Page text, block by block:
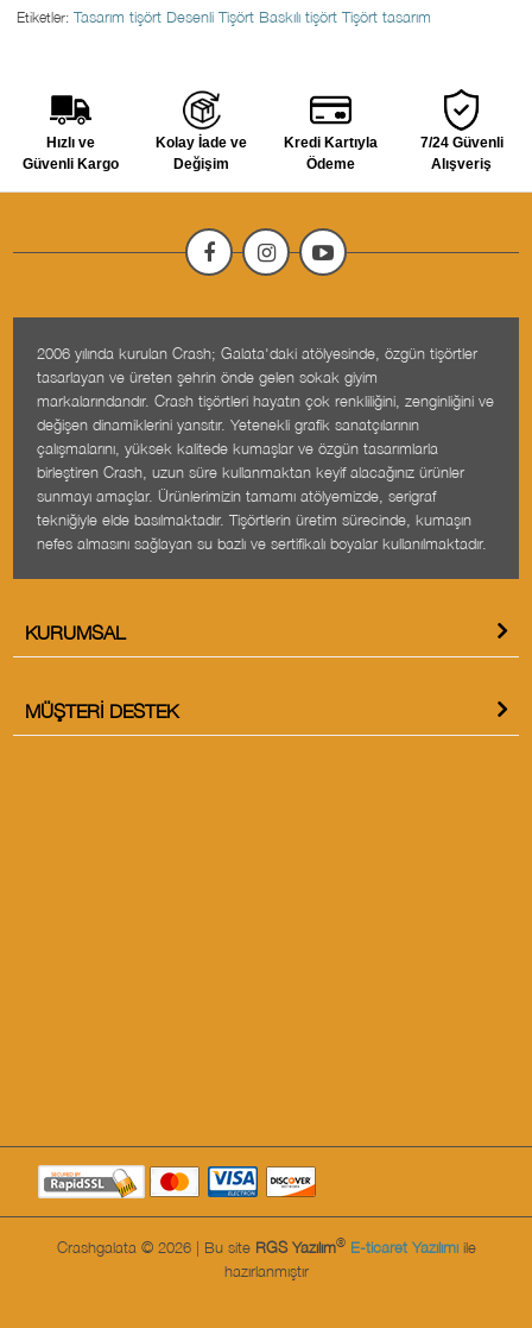
Etiketler: Tasarım tişört Desenli Tişört Baskılı tişört Tişört tasarım
Hızlı ve
Güvenli Kargo
Kolay İade ve
Değişim
Kredi Kartıyla
Ödeme
7/24 Güvenli
Alışveriş
2006 yılında kurulan Crash; Galata'daki atölyesinde, özgün tişörtler
tasarlayan ve üreten şehrin önde gelen sokak giyim
markalarındandır. Crash tişörtleri hayatın çok renkliliğini, zenginliğini ve
değişen dinamiklerini yansıtır. Yetenekli grafik sanatçılarının
çalışmalarını, yüksek kalitede kumaşlar ve özgün tasarımlarla
birleştiren Crash, uzun süre kullanmaktan keyif alacağınız ürünler
sunmayı amaçlar. Ürünlerimizin tamamı atölyemizde, serigraf
tekniğiyle elde basılmaktadır. Tişörtlerin üretim sürecinde, kumaşın
nefes almasını sağlayan su bazlı ve sertifikalı boyalar kullanılmaktadır.
KURUMSAL
MÜŞTERI DESTEK
Crashgalata © 2026 | Bu site RGS Yazılım® E-ticaret Yazılımıile
hazırlanmıştır